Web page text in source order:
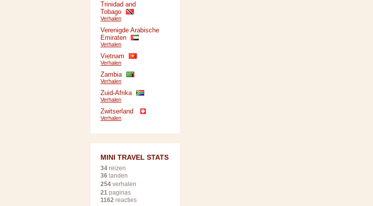
Trinidad and
Tobago
Verhalen
Verenigde Arabische
Emiraten
Verhalen
Vietnam
Verhalen
Zambia
Verhalen
Zuid-Afrika
Verhalen
Zwitserland
Verhalen
MINI TRAVEL STATS
34 reizen
36 landen
254 verhalen
21 paginas
1162 reacties